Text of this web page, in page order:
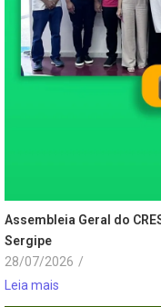
Assembleia Geral do
Sergipe
28/07/2026 /
Leia mais